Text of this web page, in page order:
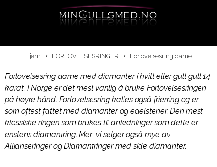
Hjem FORLOVELSESRINGER Forlovelsesring dame
Forlovelsesring dame med diamanter i hvitt eller gult gull 14
karat. I Norge er det mest vanlig å bruke Forlovelsesringen
på høyre hånd. Forlovelsesring kalles også frierring og er
som oftest fattet med diamanter og edelstener. Den mest
klassiske ringen som brukes til anledninger som dette er
enstens diamantring. Men vi selger også mye av
Allianseringer og Diamantringer med side diamanter.